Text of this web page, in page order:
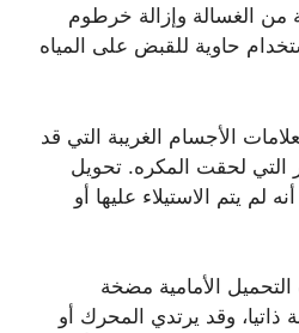
من الغسالة وإزالة خرطوم
حاوية للقبض على المياه
الأجسام الغريبة التي قد
التي لحقت المكره. تحويل
لم يتم الاستيلاء عليها أو
الأمامية مضخة
ذاتيا، وقد يرتدي المحرك أو